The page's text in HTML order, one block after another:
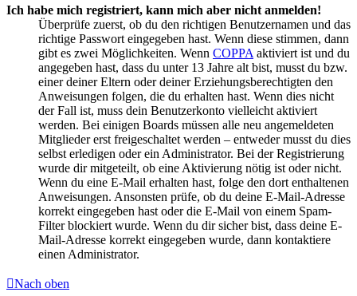
Ich habe mich registriert, kann mich aber nicht anmelden!
Überprüfe zuerst, ob du den richtigen Benutzernamen und das
richtige Passwort eingegeben hast. Wenn diese stimmen, dann
gibt es zwei Möglichkeiten. Wenn COPPA aktiviert ist und du
angegeben hast, dass du unter 13 Jahre alt bist, musst du bzw.
einer deiner Eltern oder deiner Erziehungsberechtigten den
Anweisungen folgen, die du erhalten hast. Wenn dies nicht
der Fall ist, muss dein Benutzerkonto vielleicht aktiviert
werden. Bei einigen Boards müssen alle neu angemeldeten
Mitglieder erst freigeschaltet werden – entweder musst du dies
selbst erledigen oder ein Administrator. Bei der Registrierung
wurde dir mitgeteilt, ob eine Aktivierung nötig ist oder nicht.
Wenn du eine E-Mail erhalten hast, folge den dort enthaltenen
Anweisungen. Ansonsten prüfe, ob du deine E-Mail-Adresse
korrekt eingegeben hast oder die E-Mail von einem Spam-
Filter blockiert wurde. Wenn du dir sicher bist, dass deine E-
Mail-Adresse korrekt eingegeben wurde, dann kontaktiere
einen Administrator.
Nach oben